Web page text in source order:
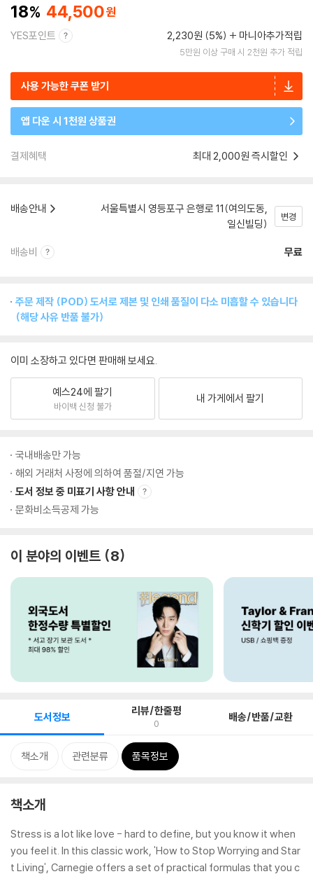
18 44,500
YES포인트 2,230원 (5%) 마니아추가적립
5만원 이상 구매 시 2천원 추가 적립
사용 가능한 쿠폰 받기
앱 다운 시 1천원 상품권
결제혜택 최대 2,000원 즉시할인
배송안내
서울특별시 영등포구 은행로 11(여의도동,
일신빌딩)
변경
배송비 무료
주문 제작 (POD) 도서로 제본 및 인쇄 품질이 다소 미흡할 수 있습니다
(해당 사유 반품 불가)
이미 소장하고 있다면 판매해 보세요.
예스24에 팔기
바이백 신청 불가
내 가게에서 팔기
국내배송만 가능
해외 거래처 사정에 의하여 품절/지연 가능
도서 정보 중 미표기 사항 안내
문화비소득공제 가능
이 분야의 이벤트 8
도서정보 리뷰/한줄평
0 배송/반품/교환
책소개 관련분류 품목정보
책소개
Stress is a lot like love - hard to define, but you know it when
you feel it. In this classic work, 'How to Stop Worrying and Star
t Living', Carnegie offers a set of practical formulas that you c